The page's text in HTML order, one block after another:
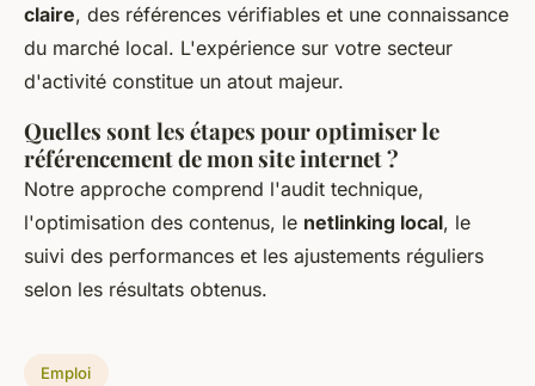
claire, des références vérifiables et une connaissance
du marché local. L'expérience sur votre secteur
d'activité constitue un atout majeur.
Quelles sont les étapes pour optimiser le
référencement de mon site internet ?
Notre approche comprend l'audit technique,
l'optimisation des contenus, le netlinking local, le
suivi des performances et les ajustements réguliers
selon les résultats obtenus.
Emploi